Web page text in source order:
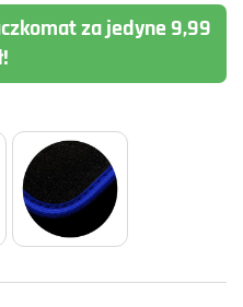
za jedyne 9,99